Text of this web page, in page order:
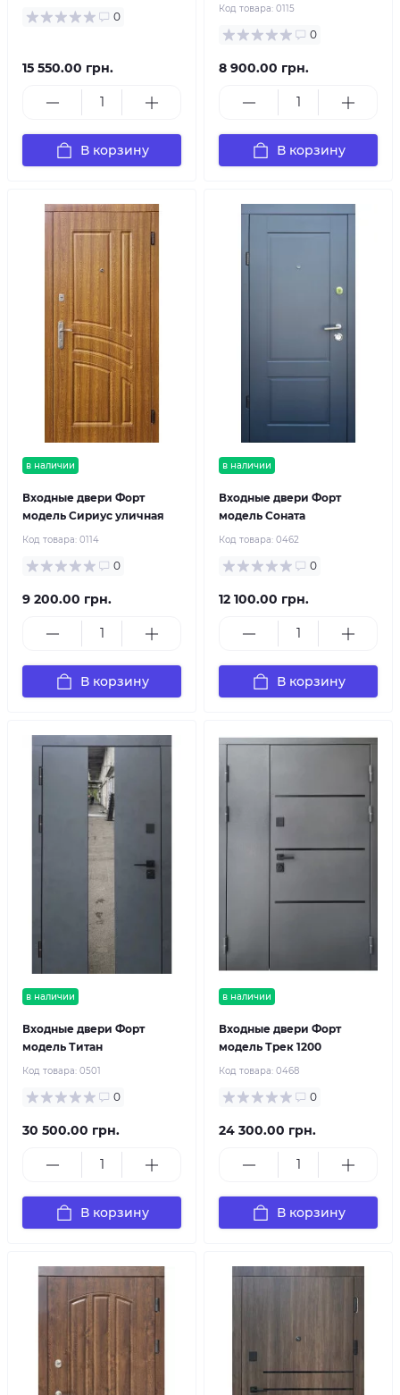
0
15 550.00 грн.
В корзину
Код товара: 0115
0
8 900.00 грн.
В корзину
в наличии
Входные двери Форт
модель Сириус уличная
Код товара: 0114
0
9 200.00 грн.
В корзину
в наличии
Входные двери Форт
модель Соната
Код товара: 0462
0
12 100.00 грн.
В корзину
в наличии
Входные двери Форт
модель Титан
Код товара: 0501
0
30 500.00 грн.
В корзину
в наличии
Входные двери Форт
модель Трек 1200
Код товара: 0468
0
24 300.00 грн.
В корзину